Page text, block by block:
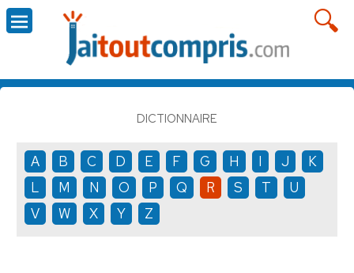
DICTIONNAIRE
A B C D E F G H I J
K
L
M N O P Q R S T
U
V
W X Y Z